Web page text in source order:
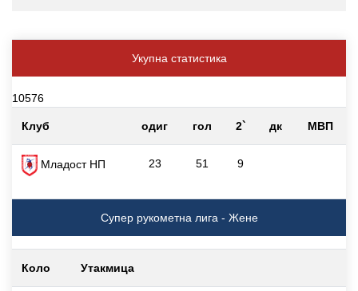
Укупна статистика
10576
Клуб одиг гол 2` дк МВП
Младост НП 23 51 9
Супер рукометна лига - Жене
Коло Утакмица